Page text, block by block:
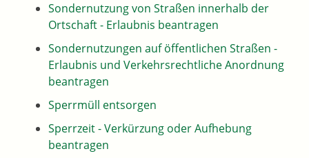
Sondernutzung von Straßen innerhalb der
Ortschaft - Erlaubnis beantragen
Sondernutzungen auf öffentlichen Straßen -
Erlaubnis und Verkehrsrechtliche Anordnung
beantragen
Sperrmüll entsorgen
Sperrzeit - Verkürzung oder Aufhebung
beantragen